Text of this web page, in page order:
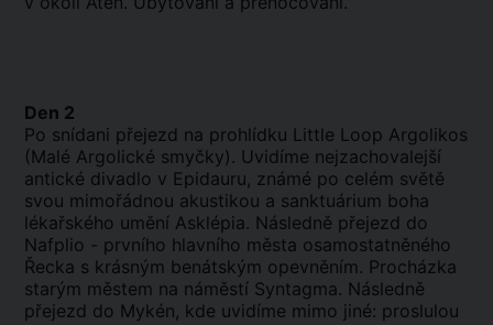
Den 2
Po snídani přejezd na prohlídku Little Loop Argolikos
(Malé Argolické smyčky). Uvidíme nejzachovalejší
antické divadlo v Epidauru, známé po celém světě
svou mimořádnou akustikou a sanktuárium boha
lékařského umění Asklépia. Následně přejezd do
Nafplio - prvního hlavního města osamostatněného
Řecka s krásným benátským opevněním. Procházka
starým městem na náměstí Syntagma. Následně
přejezd do Mykén, kde uvidíme mimo jiné: proslulou